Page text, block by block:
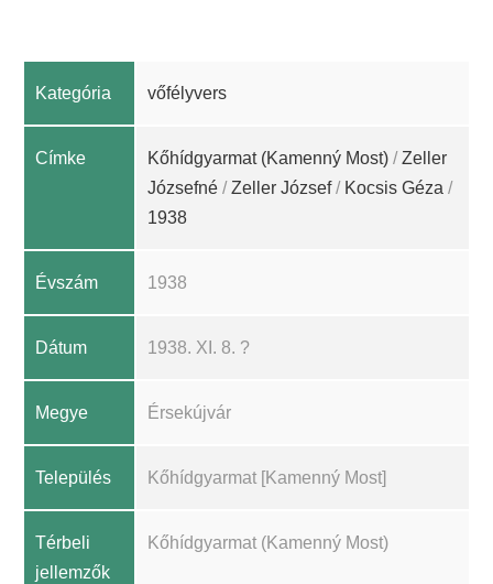
Kategória vőfélyvers
Címke Kőhídgyarmat (Kamenný Most) /Zeller
Józsefné /Zeller József/ Kocsis Géza /
1938
Évszám 1938
Dátum 1938. XI. 8. ?
Megye Érsekújvár
Település Kőhídgyarmat [Kamenný Most]
Térbeli
jellemzők
Kőhídgyarmat (Kamenný Most)